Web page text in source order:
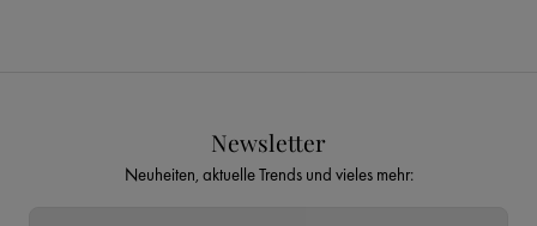
Newsletter
Neuheiten, aktuelle Trends und vieles mehr: